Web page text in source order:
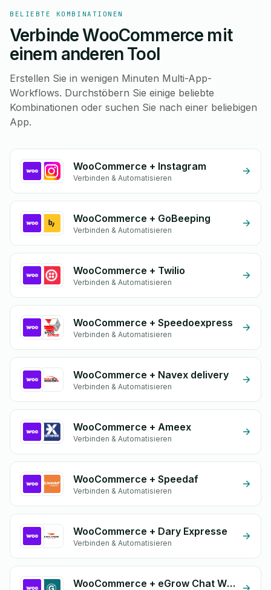
BELIEBTE KOMBINATIONEN
Verbinde WooCommerce mit
einem anderen Tool
Erstellen Sie in wenigen Minuten Multi-App-
Workflows. Durchstöbern Sie einige beliebte
Kombinationen oder suchen Sie nach einer beliebigen
App.
WooCommerce + Instagram
Verbinden & Automatisieren
WooCommerce + GoBeeping
Verbinden & Automatisieren
WooCommerce + Twilio
Verbinden & Automatisieren
WooCommerce + Speedoexpress
Verbinden & Automatisieren
WooCommerce + Navex delivery
Verbinden & Automatisieren
WooCommerce + Ameex
Verbinden & Automatisieren
WooCommerce + Speedaf
Verbinden & Automatisieren
WooCommerce + Dary Expresse
Verbinden & Automatisieren
WooCommerce + eGrow Chat Widget